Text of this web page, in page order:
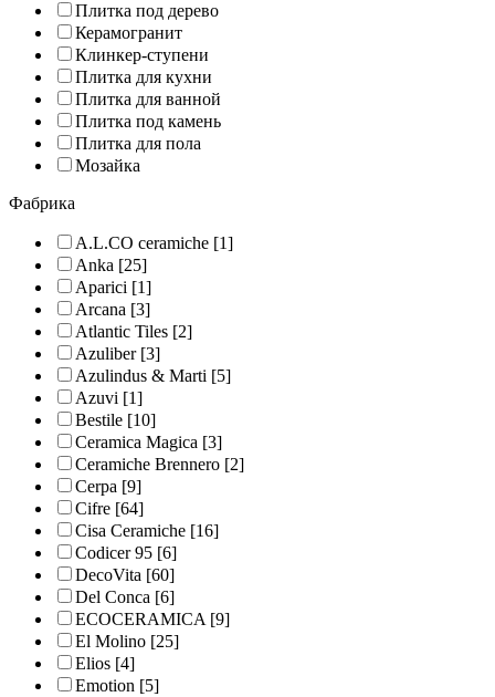
Плитка под дерево
Керамогранит
Клинкер-ступени
Плитка для кухни
Плитка для ванной
Плитка под камень
Плитка для пола
Мозайка
Фабрика
A.L.CO ceramiche [1]
Anka [25]
Aparici [1]
Arcana [3]
Atlantic Tiles [2]
Azuliber[3]
Azulindus & Marti [5]
Azuvi [1]
Bestile [10]
Ceramica Magica [3]
Ceramiche Brennero [2]
Cerpa [9]
Cifre [64]
Cisa Ceramiche [16]
Codicer 95 [6]
DecoVita [60]
Del Conca [6]
ECOCERAMICA[9]
El Molino [25]
Elios [4]
Emotion [5]